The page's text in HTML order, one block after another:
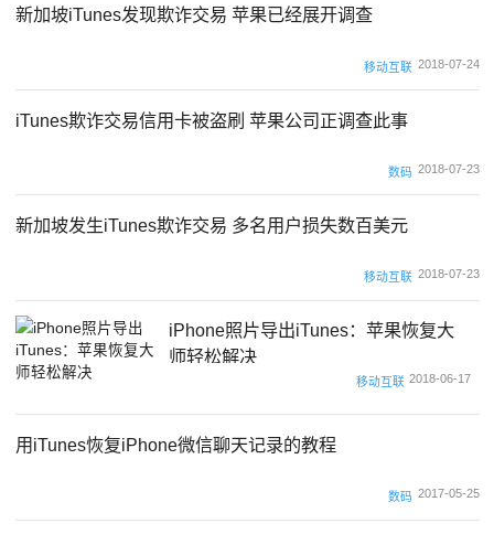
新加坡iTunes发现欺诈交易 苹果已经展开调查
移动互联 2018-07-24
iTunes欺诈交易信用卡被盗刷 苹果公司正调查此事
数码 2018-07-23
新加坡发生iTunes欺诈交易 多名用户损失数百美元
移动互联 2018-07-23
iPhone照片导出iTunes：苹果恢复大
师轻松解决
移动互联 2018-06-17
用iTunes恢复iPhone微信聊天记录的教程
数码 2017-05-25